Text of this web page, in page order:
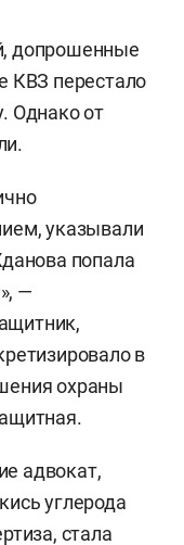
допрошенные
КВЗ перестало
Однако от
указывали
попала
—
в
охраны
адвокат,
углерода
стала